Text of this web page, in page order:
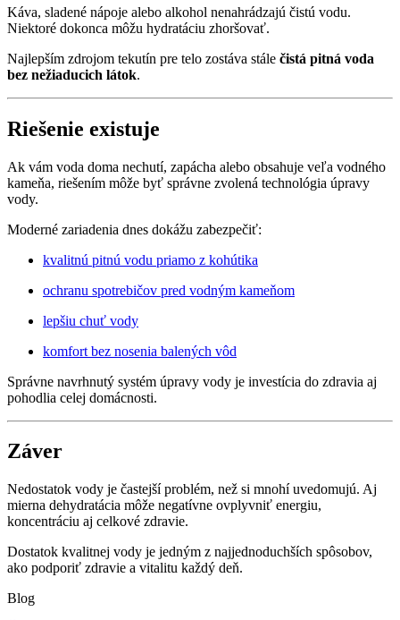
Káva, sladené nápoje alebo alkohol nenahrádzajú čistú vodu.
Niektoré dokonca môžu hydratáciu zhoršovať.
Najlepším zdrojom tekutín pre telo zostáva stále čistá pitná voda
bez nežiaducich látok.
Riešenie existuje
Ak vám voda doma nechutí, zapácha alebo obsahuje veľa vodného
kameňa, riešením môže byť správne zvolená technológia úpravy
vody.
Moderné zariadenia dnes dokážu zabezpečiť:
kvalitnú pitnú vodu priamo z kohútika
ochranu spotrebičov pred vodným kameňom
lepšiu chuť vody
komfort bez nosenia balených vôd
Správne navrhnutý systém úpravy vody je investícia do zdravia aj
pohodlia celej domácnosti.
Záver
Nedostatok vody je častejší problém, než si mnohí uvedomujú. Aj
mierna dehydratácia môže negatívne ovplyvniť energiu,
koncentráciu aj celkové zdravie.
Dostatok kvalitnej vody je jedným z najjednoduchších spôsobov,
ako podporiť zdravie a vitalitu každý deň.
Blog